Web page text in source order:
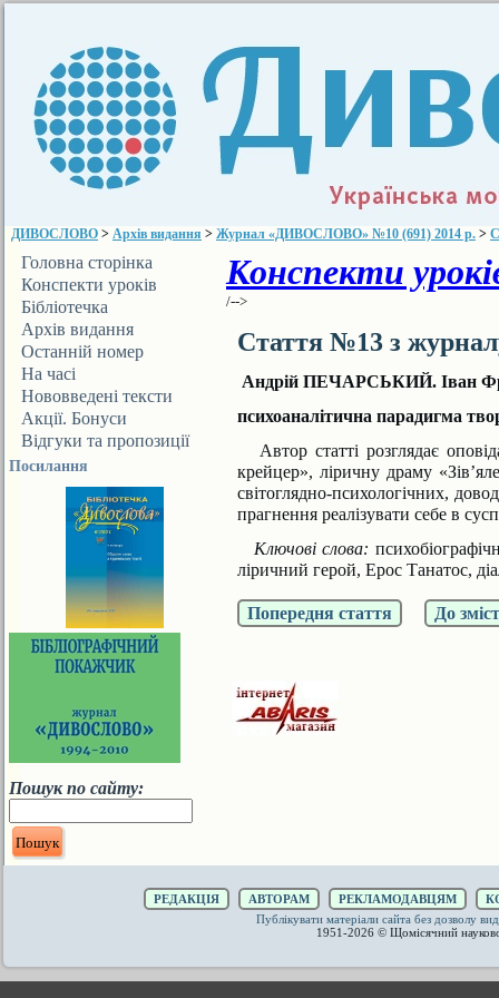
ДИВОСЛОВО > Архів видання > Журнал «ДИВОСЛОВО» №10 (691) 2014 р. >
Головна сторінка
Конспекти уроків
Бібліотечка
ДИВОСЛОВА
Архів видання
Останній номер
На часі
Нововведені тексти
Акції. Бонуси
Відгуки та пропозиції
Посилання
Пошук по сайту:
Конспекти
/-->
Стаття №13 з
Андрій ПЕЧАРСЬКИЙ. Іван
психоаналітична парадигма
Автор статті розглядає
крейцер», ліричну драму
світоглядно-психологічних,
прагнення реалізувати себе в
Ключові слова:
ліричний герой, Ерос Танатос,
Попередня стаття До
РЕДАКЦІЯ АВТОРАМ РЕКЛАМОДАВЦЯМ
Публікувати матеріали сайта без дозволу
1951-2026 © Щомісячний